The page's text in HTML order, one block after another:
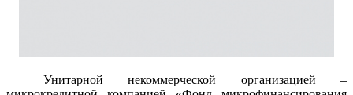
Унитарной некоммерческой организацией –